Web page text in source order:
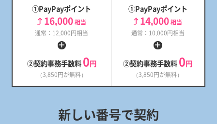
①PayPayポイント
16,000相当
通常：12,000円相当
②契約事務手数料0円
（3,850円が無料）
①PayPayポイント
14,000相当
通常：10,000円相当
②契約事務手数料0円
（3,850円が無料）
新しい番号で契約